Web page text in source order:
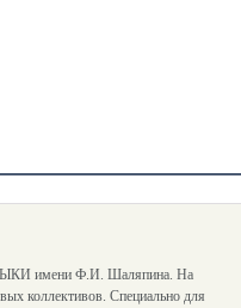
имени Ф.И. Шаляпина. На
коллективов. Специально для